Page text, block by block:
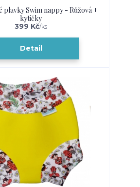
plavky Swim nappy - Růžová +
kytičky
399 Kč/ks
Detail